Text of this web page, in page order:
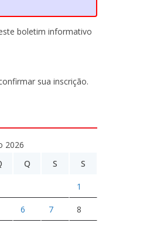
boletim informativo
sua inscrição.
2026
Q S S
1
6 7 8